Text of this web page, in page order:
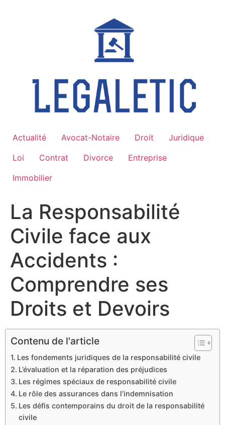
Actualité Avocat-Notaire Droit
Juridique
Loi
Contrat Divorce
Entreprise
Immobilier
La Responsabilité
Civile face aux
Accidents :
Comprendre ses
Droits et Devoirs
Contenu de l'article
Les fondements juridiques de la responsabilité civile
L’évaluation et la réparation des préjudices
Les régimes spéciaux de responsabilité civile
Le rôle des assurances dans l’indemnisation
Les défis contemporains du droit de la responsabilité
civile